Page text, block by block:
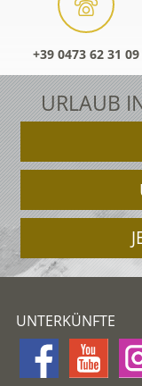
+39 0473 62 31 09
URLAUB
UNTERKÜNFTE